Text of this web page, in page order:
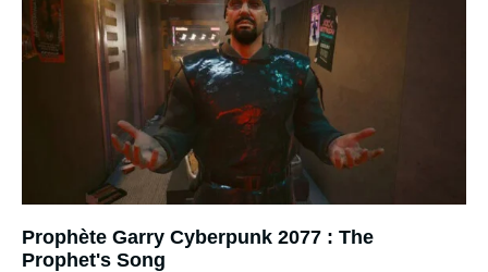
Prophète Garry Cyberpunk 2077 : The
Prophet's Song